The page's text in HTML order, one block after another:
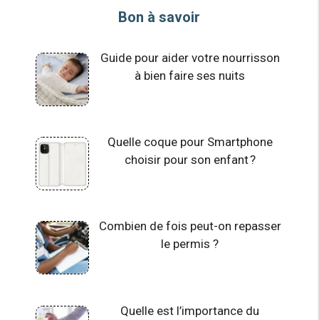
Bon à savoir
Guide pour aider votre nourrisson
à bien faire ses nuits
Quelle coque pour Smartphone
choisir pour son enfant ?
Combien de fois peut-on repasser
le permis ?
Quelle est l’importance du